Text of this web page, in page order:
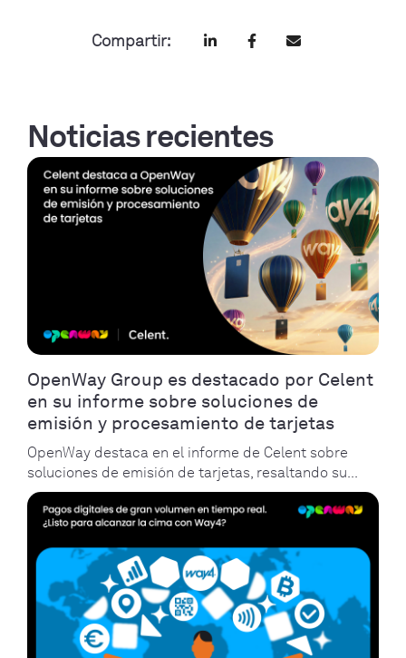
Compartir:
Noticias recientes
OpenWay Group es destacado por Celent
en su informe sobre soluciones de
emisión y procesamiento de tarjetas
OpenWay destaca en el informe de Celent sobre
soluciones de emisión de tarjetas, resaltando su...